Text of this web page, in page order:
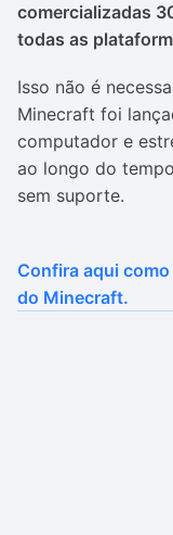
comercializadas
todas as
Isso não é
Minecraft foi
computador e
ao longo do
sem suporte.
Confira aqui
do Minecraft.